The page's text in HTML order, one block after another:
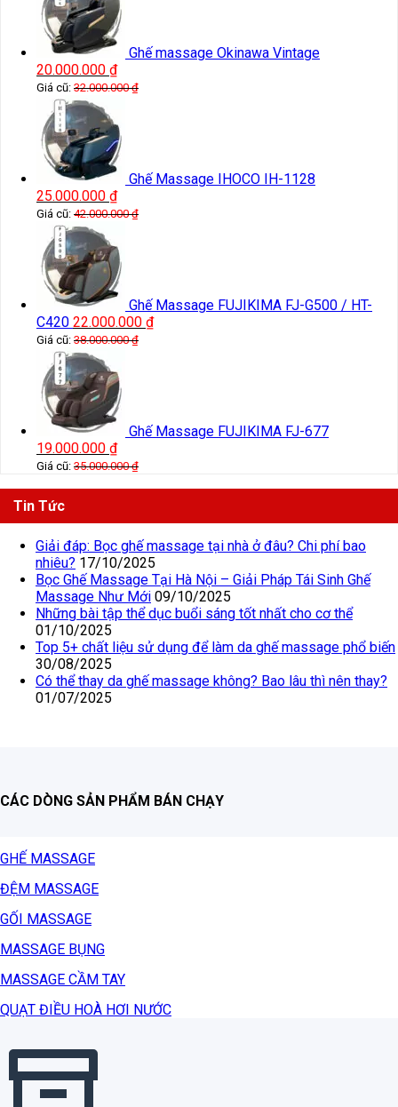
Ghế massage Okinawa Vintage
20.000.000 ₫
Giá cũ: 32.000.000₫
Ghế Massage IHOCO IH-1128
25.000.000 ₫
Giá cũ: 42.000.000₫
Ghế Massage FUJIKIMA FJ-G500 / HT-
C420 22.000.000 ₫
Giá cũ: 38.000.000₫
Ghế Massage FUJIKIMA FJ-677
19.000.000 ₫
Giá cũ: 35.000.000₫
Tin Tức
Giải đáp: Bọc ghế massage tại nhà ở đâu? Chi phí bao
nhiêu? 17/10/2025
Bọc Ghế Massage Tại Hà Nội – Giải Pháp Tái Sinh Ghế
Massage Như Mới 09/10/2025
Những bài tập thể dục buổi sáng tốt nhất cho cơ thể
01/10/2025
Top 5+ chất liệu sử dụng để làm da ghế massage phổ biến
30/08/2025
Có thể thay da ghế massage không? Bao lâu thì nên thay?
01/07/2025
CÁC DÒNG SẢN PHẨM BÁN CHẠY
GHẾ MASSAGE
ĐỆM MASSAGE
GỐI MASSAGE
MASSAGE BỤNG
MASSAGE CẦM TAY
QUẠT ĐIỀU HOÀ HƠI NƯỚC